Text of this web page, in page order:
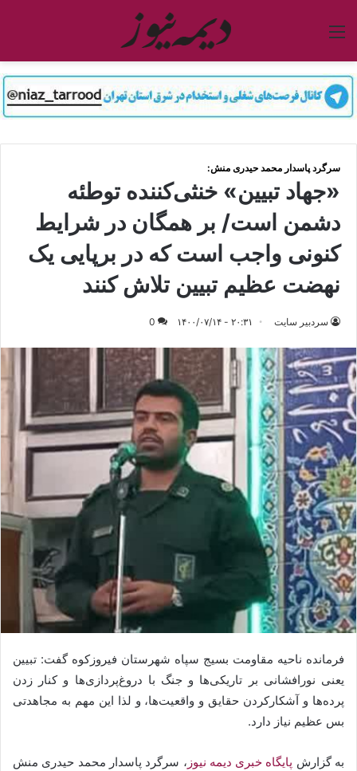
منو
سرگرد پاسدار محمد حیدری منش:
«جهاد تبیین» خنثی‌کننده توطئه
دشمن است/ بر همگان در شرایط
کنونی واجب است که در برپایی یک
نهضت عظیم تبیین تلاش کنند
سردبیر سایت ۲۰:۳۱ - ۱۴۰۰/۰۷/۱۴ 0
فرمانده ناحیه مقاومت بسیج سپاه شهرستان فیروزکوه گفت: تبیین
یعنی نورافشانی بر تاریکی‌ها و جنگ با دروغ‌پردازی‌ها و کنار زدن
پرده‌ها و آشکارکردن حقایق و واقعیت‌ها، و لذا این مهم به مجاهدتی
بس عظیم نیاز دارد.
به گزارش پایگاه خبری دیمه نیوز ، سرگرد پاسدار محمد حیدری منش